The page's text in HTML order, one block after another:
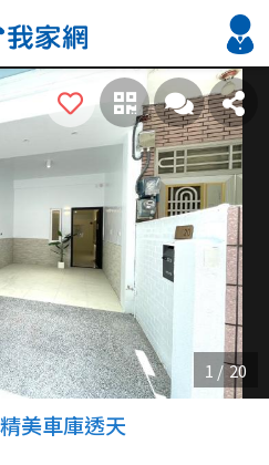
搜尋
門關鍵字
2026 新北降價好屋限量釋出
2026 台南降價好屋限量釋出
區域
美車庫透天